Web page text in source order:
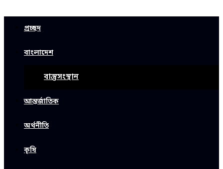
প্রচ্ছদ
বাংলাদেশ
বাস্তুসংস্থান
আন্তর্জাতিক
অর্থনীতি
কৃষি